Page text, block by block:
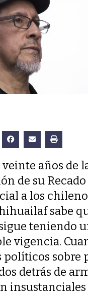
veinte años de
de su Recado
a los
sabe
teniendo
vigencia.
políticos sobre
detrás de